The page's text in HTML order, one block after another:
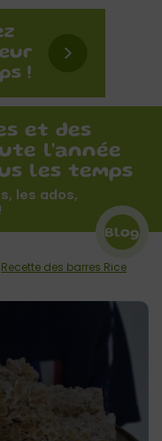
et des
l'année
les temps
les ados,
Blog
Recette des barres Rice